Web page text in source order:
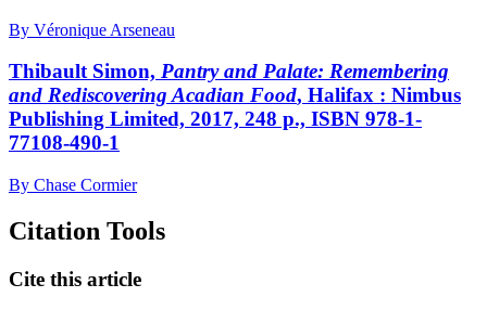
By Véronique Arseneau
ThibaultSimon, Pantry and Palate: Remembering
and Rediscovering Acadian Food, Halifax : Nimbus
Publishing Limited, 2017, 248 p., ISBN 978-1-
77108-490-1
By Chase Cormier
Citation Tools
Cite this article